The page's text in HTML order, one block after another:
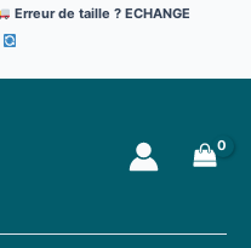
Erreur de taille ? ECHANGE